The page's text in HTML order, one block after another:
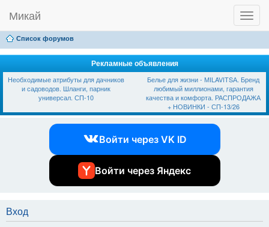
T
o
g
l
n
a
v
i
g
Микай
Ссылки Вход
Список форумов
Рекламные объявления
Необходимые атрибуты для дачников
и садоводов. Шланги, парник
универсал. СП-10
Белье для жизни - МILAVIТSА. Бренд
любимый миллионами, гарантия
качества и комфорта. РАСПРОДАЖА
+ НОВИНКИ - СП-13/26
Войти через VK ID
Войти через Яндекс
Вход